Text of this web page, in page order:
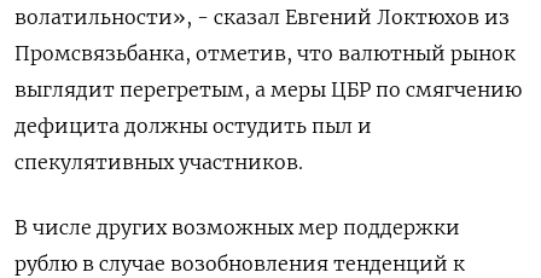
волатильности», - сказал Евгений Локтюхов из
Промсвязьбанка, отметив, что валютный рынок
выглядит перегретым, а меры ЦБР по смягчению
дефицита должны остудить пыл и
спекулятивных участников.
В числе других возможных мер поддержки
рублю в случае возобновления тенденций к